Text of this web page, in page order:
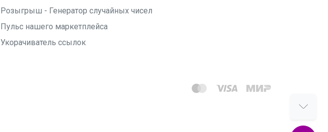
Розыгрыш - Генератор случайных чисел
Пульс нашего маркетплейса
Укорачиватель ссылок